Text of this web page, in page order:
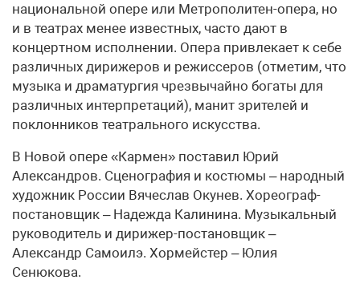
национальной опере или Метрополитен-опера, но
и в театрах менее известных, часто дают в
концертном исполнении. Опера привлекает к себе
различных дирижеров и режиссеров (отметим, что
музыка и драматургия чрезвычайно богаты для
различных интерпретаций), манит зрителей и
поклонников театрального искусства.
В Новой опере «Кармен» поставил Юрий
Александров. Сценография и костюмы – народный
художник России Вячеслав Окунев. Хореограф-
постановщик – Надежда Калинина. Музыкальный
руководитель и дирижер-постановщик –
Александр Самоилэ. Хормейстер – Юлия
Сенюкова.